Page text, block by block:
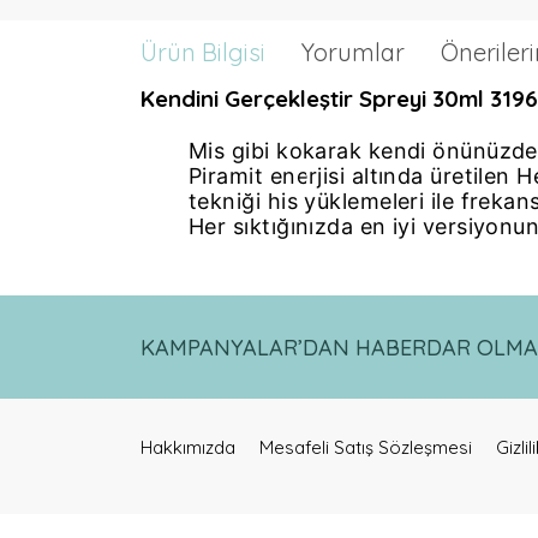
Ürün Bilgisi Yorumlar
Kendini Gerçekleştir Spreyi 30ml
Mis gibi kokarak kendi
Piramit enerjisi altında üretilen
tekniği his yüklemeleri ile
Her sıktığınızda en iyi
Ürün resmi kalitesiz, bozuk veya görüntülenemiyor.
Ürün fiyatı diğer sitelerden daha pahalı.
KAMPANYALAR’DAN HABERDAR
Hakkımızda Mesafeli Satış Sözleşmesi